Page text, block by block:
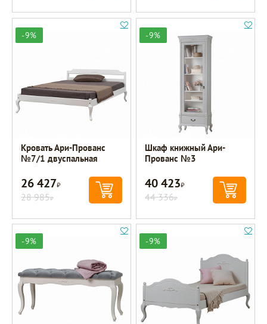
-9%
Кровать Ари-Прованс
№7/1 двуспальная
26 427Р
28 985Р
-9%
Шкаф книжный Ари-
Прованс №3
40 423Р
44 336Р
-9% -9%